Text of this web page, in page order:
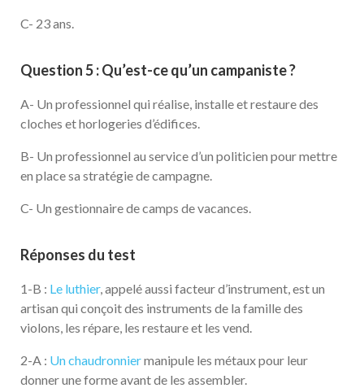
C- 23 ans.
Question 5 : Qu’est-ce qu’un campaniste ?
A- Un professionnel qui réalise, installe et restaure des
cloches et horlogeries d’édifices.
B- Un professionnel au service d’un politicien pour mettre
en place sa stratégie de campagne.
C- Un gestionnaire de camps de vacances.
Réponses du test
1-B : Le luthier, appelé aussi facteur d’instrument, est un
artisan qui conçoit des instruments de la famille des
violons, les répare, les restaure et les vend.
2-A : Un chaudronniermanipule les métaux pour leur
donner une forme avant de les assembler.